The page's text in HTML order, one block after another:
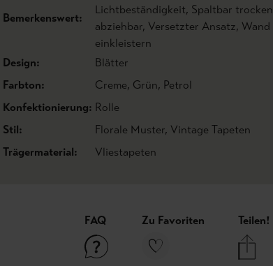
Bemerkenswert:
Lichtbeständigkeit, Spaltbar trocken
abziehbar, Versetzter Ansatz, Wand
einkleistern
Design:
Blätter
Farbton:
Creme, Grün, Petrol
Konfektionierung: Rolle
Stil:
Florale Muster, Vintage Tapeten
Trägermaterial:
Vliestapeten
FAQ Zu Favoriten Teilen!